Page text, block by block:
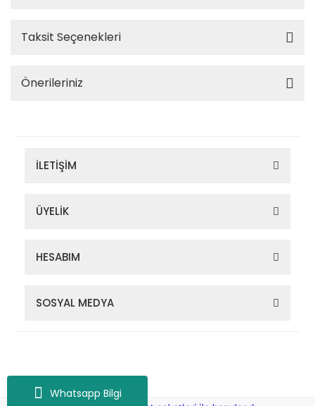
Whatsapp Bilgi
Taksit Seçenekleri
Önerileriniz
İLETİŞİM
ÜYELİK
HESABIM
SOSYAL MEDYA